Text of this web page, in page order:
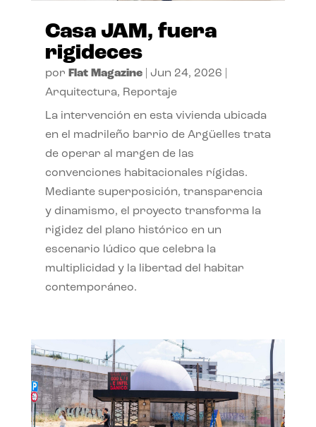
Casa JAM, fuera
rigideces
por Flat Magazine| Jun 24, 2026
Arquitectura, Reportaje
La intervención en esta vivienda ubicada
en el madrileño barrio de Argüelles trata
de operar al margen de las
convenciones habitacionales rígidas.
Mediante superposición, transparencia
y dinamismo, el proyecto transforma la
rigidez del plano histórico en un
escenario lúdico que celebra la
multiplicidad y la libertad del habitar
contemporáneo.